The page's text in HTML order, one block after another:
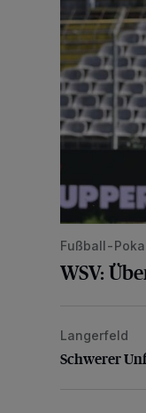
Fußball-
WSV:
Schwerer
Langerfeld
Schwerer